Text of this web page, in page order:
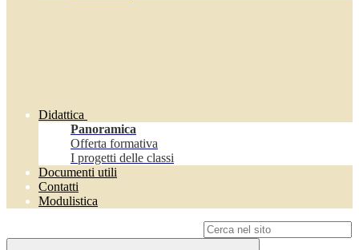
Didattica
Panoramica
Offerta formativa
I progetti delle classi
Documenti utili
Contatti
Modulistica